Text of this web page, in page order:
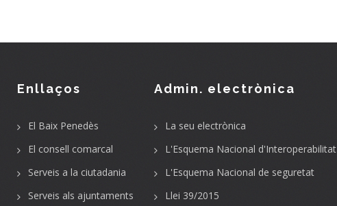
Enllaços
El Baix Penedès
El consell comarcal
Serveis a la ciutadania
Serveis als ajuntaments
Admin. electrònica
La seu electrònica
L'Esquema Nacional d'Interoperabilitat
L'Esquema Nacional de seguretat
Llei 39/2015